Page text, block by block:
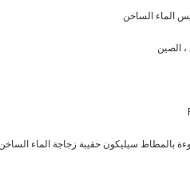
الماء الساخن
، الصين